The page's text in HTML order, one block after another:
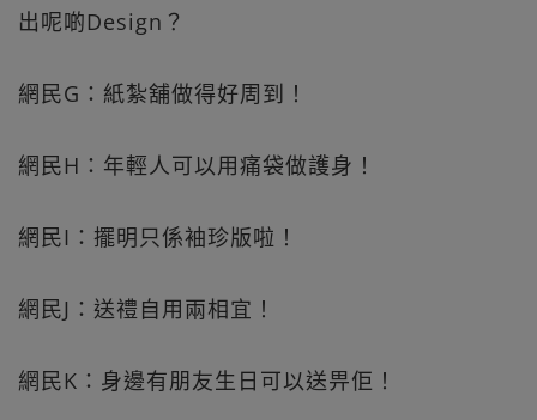
出呢啲Design？
網民G：紙紮舖做得好周到！
網民H：年輕人可以用痛袋做護身！
網民I：擺明只係袖珍版啦！
網民J：送禮自用兩相宜！
網民K：身邊有朋友生日可以送畀佢！